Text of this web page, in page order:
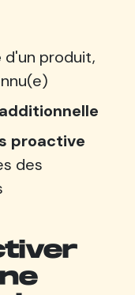
d'un produit,
proactive
des